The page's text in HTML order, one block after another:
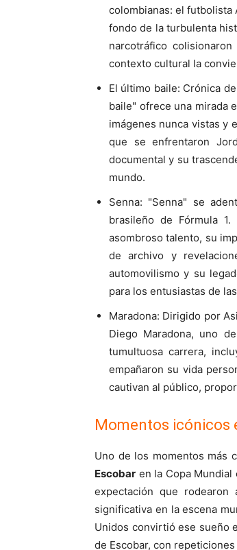
colombianas: el futbolista
fondo de la turbulenta
narcotráfico
contexto cultural la
El último baile: Crónica
baile" ofrece una mirada
imágenes nunca vistas y
que se enfrentaron
documental y su
mundo.
Senna: "Senna" se
brasileño de Fórmula
asombroso talento, su
de archivo y
automovilismo y su
para los entusiastas de
Maradona: Dirigido por
Diego Maradona, uno
tumultuosa carrera,
empañaron su vida
cautivan al público,
Momentos icónicos
Uno de los momentos más
Escobar en la Copa
expectación que
significativa en la escena
Unidos convirtió ese sueño
de Escobar, con